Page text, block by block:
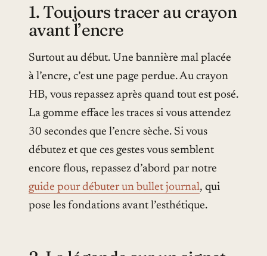
1. Toujours tracer au crayon
avant l’encre
Surtout au début. Une bannière mal placée
à l’encre, c’est une page perdue. Au crayon
HB, vous repassez après quand tout est posé.
La gomme efface les traces si vous attendez
30 secondes que l’encre sèche. Si vous
débutez et que ces gestes vous semblent
encore flous, repassez d’abord par notre
guide pour débuter un bullet journal, qui
pose les fondations avant l’esthétique.